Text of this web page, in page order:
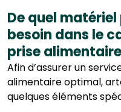
De quel
besoin dans le
prise
Afin d’assurer un
alimentaire optimal,
quelques éléments